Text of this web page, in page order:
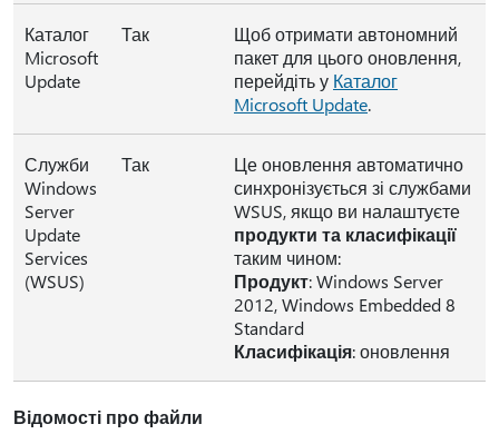
Каталог
Microsoft
Update
Так
Щоб отримати автономний
пакет для цього оновлення,
перейдіть у Каталог
Microsoft Update.
Служби
Windows
Server
Update
Services
(WSUS)
Так
Це оновлення автоматично
синхронізується зі службами
WSUS, якщо ви налаштуєте
продукти та класифікації
таким чином:
Продукт: Windows Server
2012, Windows Embedded 8
Standard
Класифікація: оновлення
Відомості про файли